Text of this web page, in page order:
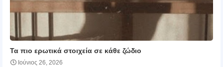
Τα πιο ερωτικά στοιχεία σε κάθε ζώδιο
Ιούνιος 26, 2026